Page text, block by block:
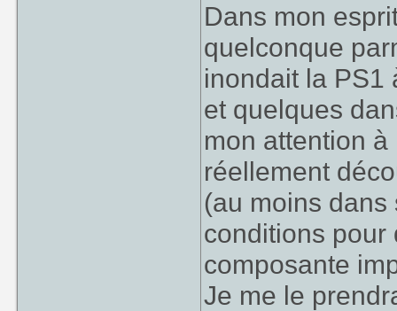
Dans mon
quelconque
inondait la PS1
et quelques
mon attention
réellement
(au moins
conditions pour
composante
Je me le